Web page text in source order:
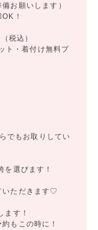
お願いします）
！
税込）
ト・着付け無料プ
でもお取りしてい
選びます！
いただきます♡
す！
もこの時に！